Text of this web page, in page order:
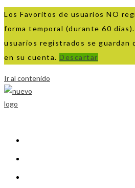
Los Favoritos de usuarios NO
forma temporal (durante 60
usuarios registrados se guardan
en su cuenta. Descartar
Ir al contenido